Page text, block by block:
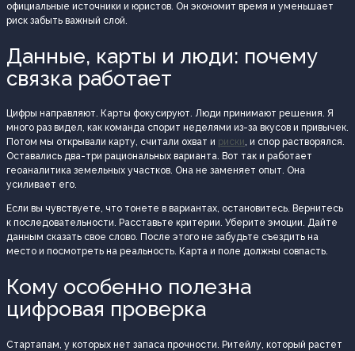
официальные источники и юристов. Он экономит время и уменьшает
риск забыть важный слой.
Данные, карты и люди: почему
связка работает
Цифры направляют. Карты фокусируют. Люди принимают решения. Я
много раз видел, как команда спорит неделями из-за вкусов и привычек.
Потом мы открывали карту, считали охват и риски, и спор растворялся.
Оставались два-три рациональных варианта. Вот так и работает
геоаналитика земельных участков. Она не заменяет опыт. Она
усиливает его.
Если вы чувствуете, что тонете в вариантах, остановитесь. Вернитесь
к последовательности. Расставьте критерии. Уберите эмоции. Дайте
данным сказать свое слово. После этого не забудьте съездить на
место и посмотреть на реальность. Карта и поле должны совпасть.
Кому особенно полезна
цифровая проверка
Стартапам, у которых нет запаса прочности. Ритейлу, который растет